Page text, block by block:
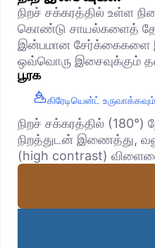
நிறச் சக்கரத்தில் உள்ள
கொண்டு சாயல்களைத்
இன்பமான சேர்க்கைகளை
ஒவ்வொரு இசைவுக்கும்
பூரக
கிரேடியென்ட் உருவாக்கவும்
நிறச் சக்கரத்தில் (180°)
நிறத்துடன் இணைத்து,
(high contrast)